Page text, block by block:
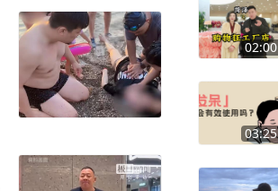
02:00
03:25